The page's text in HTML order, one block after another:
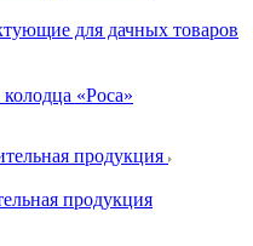
для дачных товаров
«Роса»
продукция
продукция